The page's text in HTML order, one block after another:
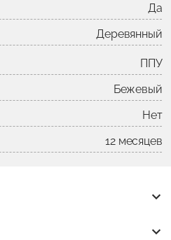
Да
Деревянный
ППУ
Бежевый
Нет
12 месяцев